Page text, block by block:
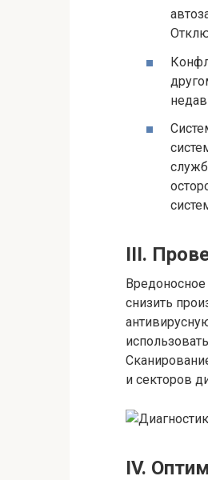
III.
снизить
и секторов
IV.